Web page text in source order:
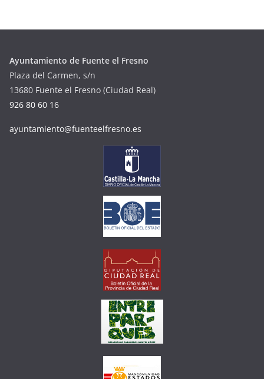
Ayuntamiento de Fuente el Fresno
Plaza del Carmen, s/n
13680 Fuente el Fresno (Ciudad Real)
926 80 60 16
ayuntamiento@fuenteelfresno.es